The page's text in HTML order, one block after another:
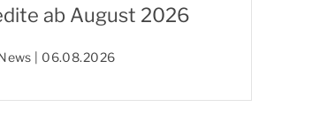
ab August 2026
| 06.08.2026